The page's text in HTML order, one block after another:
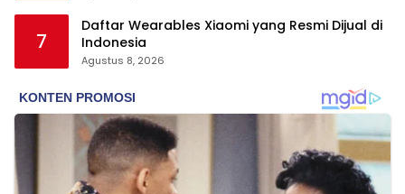
7
Daftar Wearables Xiaomi yang Resmi Dijual di
Indonesia
Agustus 8, 2026